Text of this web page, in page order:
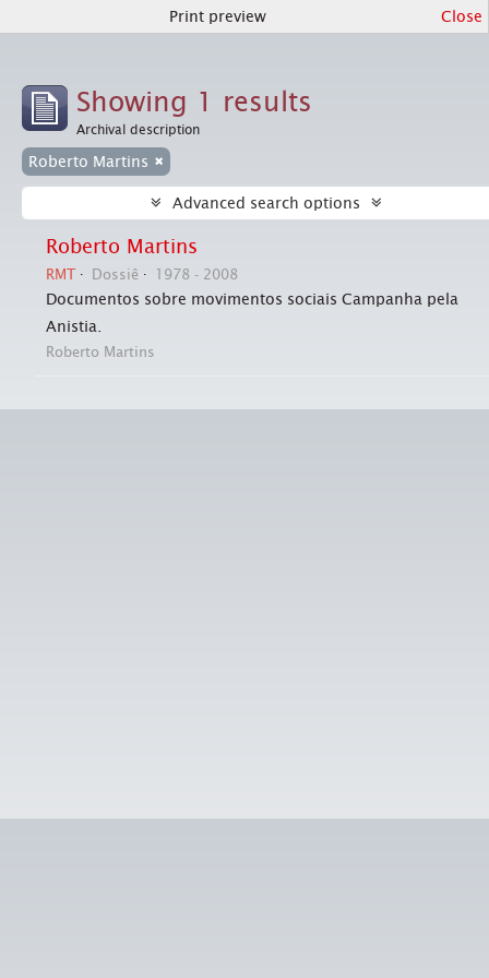
Print preview Close
Showing 1 results
Archival description
Roberto Martins
Advanced search options
Roberto Martins
RMT Dossiê 1978 - 2008
Documentos sobre movimentos sociais Campanha pela
Anistia.
Roberto Martins